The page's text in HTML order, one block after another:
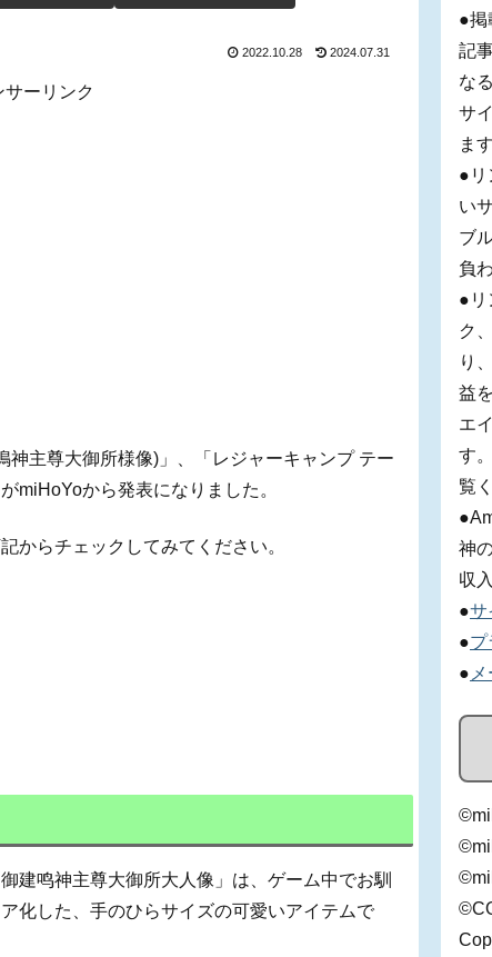
2022.10.28 2024.07.31
サーリンク
主尊大御所様像)」、「レジャーキャンプ テー
miHoYoから発表になりました。
からチェックしてみてください。
建鸣神主尊大御所大人像」は、ゲーム中でお馴
化した、手のひらサイズの可愛いアイテムで
●掲
記
な
サ
ま
●リ
い
ブ
負
●リ
ク
り
益
エ
す
覧
神
収
●サ
●プ
●